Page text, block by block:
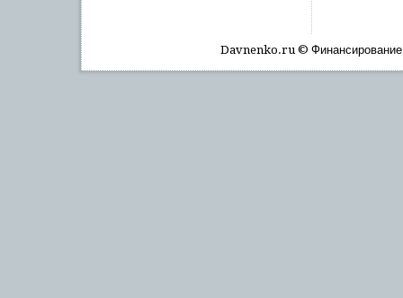
Davnenko.ru © Финансирοвание,